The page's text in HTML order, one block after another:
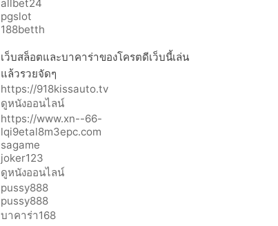
allbet24
pgslot
188betth
เว็บสล็อตและบาคาร่าของโครตดีเว็บนี้เล่น
แล้วรวยจัดๆ
https://918kissauto.tv
ดูหนังออนไลน์
https://www.xn--66-
lqi9etal8m3epc.com
sagame
joker123
ดูหนังออนไลน์
pussy888
pussy888
บาคาร่า168